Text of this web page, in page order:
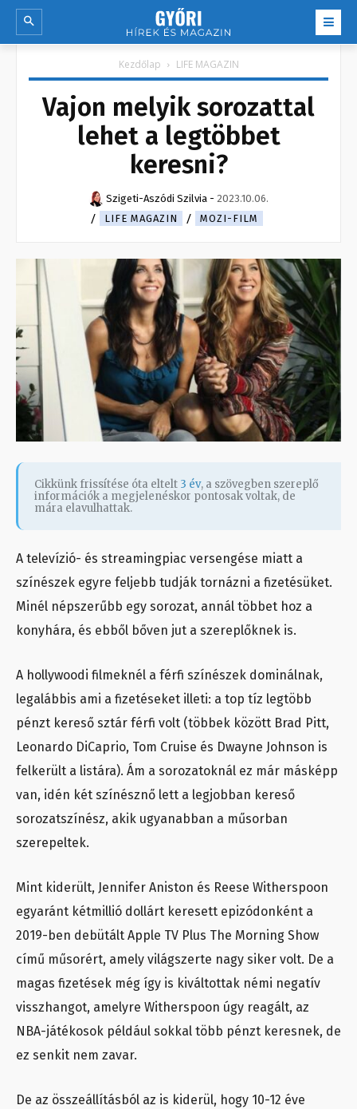
Kezdőlap LIFE MAGAZIN
Vajon melyik sorozattal
lehet a legtöbbet
keresni?
Szigeti-Aszódi Szilvia - 2023.10.06.
LIFE MAGAZIN
MOZI-FILM
Cikkünk frissítése óta eltelt 3 év, a szövegben szereplő
információk a megjelenéskor pontosak voltak, de
mára elavulhattak.
A televízió- és streamingpiac versengése miatt a
színészek egyre feljebb tudják tornázni a fizetésüket.
Minél népszerűbb egy sorozat, annál többet hoz a
konyhára, és ebből bőven jut a szereplőknek is.
A hollywoodi filmeknél a férfi színészek dominálnak,
legalábbis ami a fizetéseket illeti: a top tíz legtöbb
pénzt kereső sztár férfi volt (többek között Brad Pitt,
Leonardo DiCaprio, Tom Cruise és Dwayne Johnson is
felkerült a listára). Ám a sorozatoknál ez már másképp
van, idén két színésznő lett a legjobban kereső
sorozatszínész, akik ugyanabban a műsorban
szerepeltek.
Mint kiderült, Jennifer Aniston és Reese Witherspoon
egyaránt kétmillió dollárt keresett epizódonként a
2019-ben debütált Apple TV Plus The Morning Show
című műsorért, amely világszerte nagy siker volt. De a
magas fizetések még így is kiváltottak némi negatív
visszhangot, amelyre Witherspoon úgy reagált, az
NBA-játékosok például sokkal több pénzt keresnek, de
ez senkit nem zavar.
De az összeállításból az is kiderül, hogy 10-12 éve